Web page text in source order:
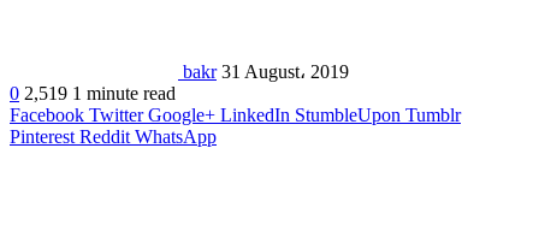
bakr 31 August، 2019
0 2,519 1 minute read
Facebook Twitter Google+ LinkedIn StumbleUpon Tumblr
Pinterest Reddit WhatsApp